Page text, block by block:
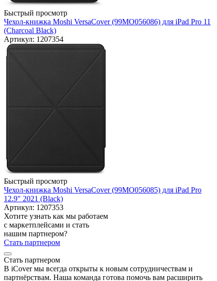
Быстрый просмотр
Чехол-книжка Moshi VersaCover (99MO056086) для iPad Pro 11
(Charcoal Black)
Артикул: 1207354
Быстрый просмотр
Чехол-книжка Moshi VersaCover (99MO056085) для iPad Pro
12.9" 2021 (Black)
Артикул: 1207353
Хотите узнать как мы работаем
с маркетплейсами и стать
нашим партнером?
Стать партнером
Стать партнером
В iCover мы всегда открыты к новым сотрудничествам и
партнёрствам. Наша команда готова помочь вам расширить